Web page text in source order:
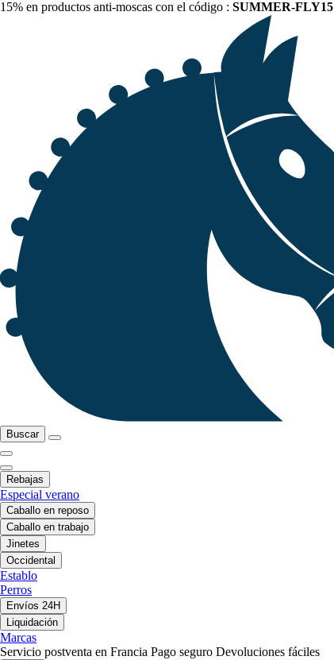
15% en productos anti-moscas con el código : SUMMER-FLY15
Buscar
Rebajas
Especial verano
Caballo en reposo
Caballo en trabajo
Jinetes
Occidental
Establo
Perros
Envíos 24H
Liquidación
Marcas
Servicio postventa en Francia Pago seguro Devoluciones fáciles